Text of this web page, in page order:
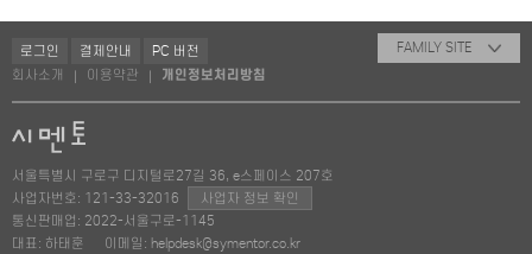
로그인 결제안내
PC 버전
회사소개
이용약관 개인정보처리방침
FAMILY SITE
서울특별시 구로구 디지털로27길 36, e스페이스 207호
사업자번호: 121-33-32016
사업자 정보 확인
통신판매업: 2022-서울구로-1145
대표: 하태훈
이메일: helpdesk@symentor.co.kr